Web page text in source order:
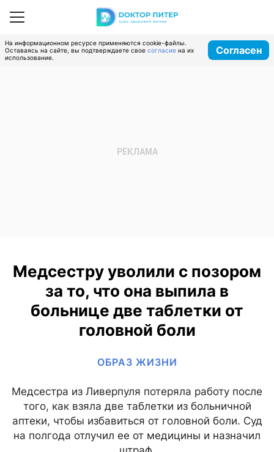
На информационном ресурсе применяются cookie-файлы.
Оставаясь на сайте, вы подтверждаете свое согласие на их
использование.
Согласен
Медсестру уволили с позором
за то, что она выпила в
больнице две таблетки от
головной боли
ОБРАЗ ЖИЗНИ
Медсестра из Ливерпуля потеряла работу после
того, как взяла две таблетки из больничной
аптеки, чтобы избавиться от головной боли. Суд
на полгода отлучил ее от медицины и назначил